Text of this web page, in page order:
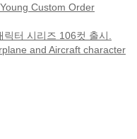
Custom Order
터 시리즈 106컷 출시.
and Aircraft character